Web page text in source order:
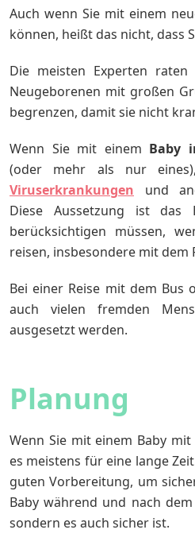
Auch wenn Sie mit einem
können, heißt das nicht, dass
Die meisten Experten
Neugeborenen mit großen
begrenzen, damit sie nicht
Wenn Sie mit einem Baby
(oder mehr als nur
Viruserkrankungen und
Diese Aussetzung ist das
berücksichtigen müssen,
reisen, insbesondere mit dem
Bei einer Reise mit dem Bus
auch vielen fremden
ausgesetzt werden.
Planung
Wenn Sie mit einem Baby
es meistens für eine lange
guten Vorbereitung, um
Baby während und nach
sondern es auch sicher ist.